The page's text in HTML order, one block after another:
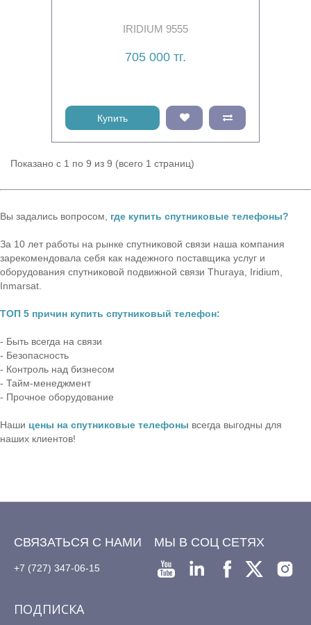
IRIDIUM 9555
705 000 тг.
Купить
Показано с 1 по 9 из 9 (всего 1 страниц)
Вы задались вопросом, где купить спутниковые телефоны?
За 10 лет работы на рынке спутниковой связи наша компания
зарекомендовала себя как надежного поставщика услуг и
оборудования спутниковой подвижной связи Thuraya, Iridium,
Inmarsat.
ТОП 5 причин купить спутниковый телефон:
- Быть всегда на связи
- Безопасность
- Контроль над бизнесом
- Тайм-менеджмент
- Прочное оборудование
Наши цены на спутниковые телефоны всегда выгодны для
наших клиентов!
СВЯЗАТЬСЯ С НАМИ
+7 (727) 347-06-15
МЫ В СОЦ СЕТЯХ
ПОДПИСКА